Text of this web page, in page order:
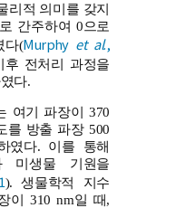
리적 의미를 갖지
간주하여 0으로
다(Murphy et al.,
후 전처리 과정을
다.
여기 파장이 370
를 방출 파장 500
였다. 이를 통해
미생물 기원을
). 생물학적 지수
이 310 nm일 때,